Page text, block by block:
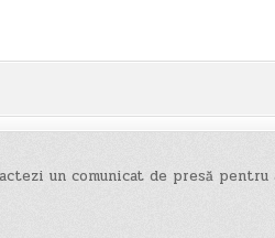
un comunicat de presă pentru